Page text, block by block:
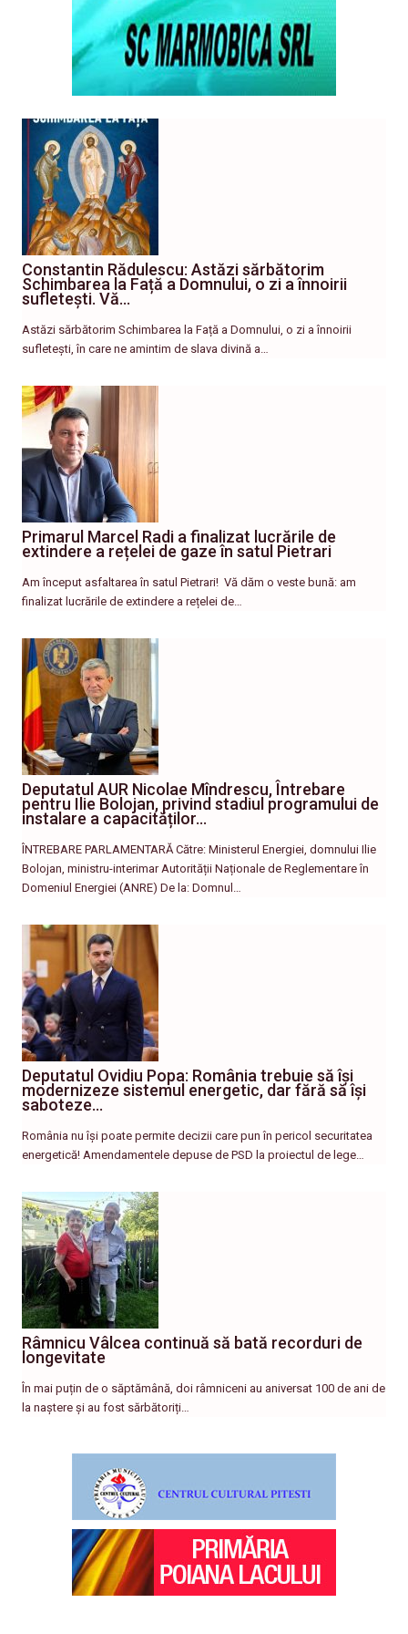
Constantin Rădulescu: Astăzi sărbătorim
Schimbarea la Față a Domnului, o zi a înnoirii
sufletești. Vă…
Astăzi sărbătorim Schimbarea la Față a Domnului, o zi a înnoirii
sufletești, în care ne amintim de slava divină a…
Primarul Marcel Radi a finalizat lucrările de
extindere a rețelei de gaze în satul Pietrari
Am început asfaltarea în satul Pietrari! ​ Vă dăm o veste bună: am
finalizat lucrările de extindere a rețelei de…
Deputatul AUR Nicolae Mîndrescu, Întrebare
pentru Ilie Bolojan, privind stadiul programului de
instalare a capacităților…
ÎNTREBARE PARLAMENTARĂ Către: Ministerul Energiei, domnului Ilie
Bolojan, ministru-interimar Autorității Naționale de Reglementare în
Domeniul Energiei (ANRE) De la: Domnul…
Deputatul Ovidiu Popa: România trebuie să își
modernizeze sistemul energetic, dar fără să își
saboteze…
România nu își poate permite decizii care pun în pericol securitatea
energetică! Amendamentele depuse de PSD la proiectul de lege…
Râmnicu Vâlcea continuă să bată recorduri de
longevitate
În mai puțin de o săptămână, doi râmniceni au aniversat 100 de ani de
la naștere și au fost sărbătoriți…